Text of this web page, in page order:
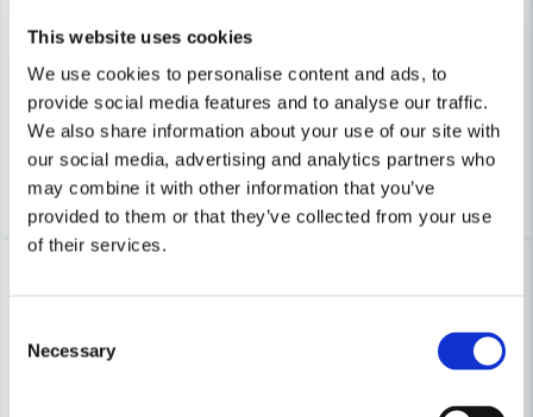
This website uses cookies
We use cookies to personalise content and ads, to
provide social media features and to analyse our traffic.
We also share information about your use of our site with
our social media, advertising and analytics partners who
may combine it with other information that you’ve
provided to them or that they’ve collected from your use
of their services.
Selection
Necessary
60 kr
48 kr
Leveranstid ifrån leverantör ca
10-15 arbetsdagar
Bevaka
159 kr
126 kr
Finns i Webblager
Köp